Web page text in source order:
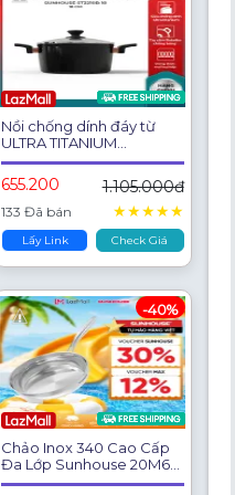
Nồi chống dính đáy từ
ULTRA TITANIUM
SUNHOUSE ST2210B -
Dùng được với mọi loại
bếp - Không chứa PFOA -
An toàn cho sức khỏe -
Tay cầm Bakelite chống
bỏng - Hàng Chính Hãng
655.200 1.105.000đ
133 Đã bán ★★★★★
Lấy Link Check Giá
Chảo Inox 340 Cao Cấp
Đa Lớp Sunhouse 20M6E
- 24M6E - 26M6E Bền Bỉ,
-40%